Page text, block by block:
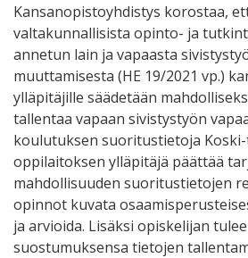
Kansanopistoyhdistys korostaa,
valtakunnallisista opinto- ja
annetun lain ja vapaasta
muuttamisesta (HE 19/2021 vp.)
ylläpitäjille säädetään
tallentaa vapaan sivistystyön
koulutuksen suoritustietoja
oppilaitoksen ylläpitäjä päättää
mahdollisuuden suoritustietojen
opinnot kuvata
ja arvioida. Lisäksi opiskelijan
suostumuksensa tietojen